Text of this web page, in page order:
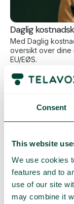
Consent
This website
We use cookies
features and to
use of our site
may combine it
Daglig
Med Daglig
oversikt over dine
EU/EØS.
Den daglige
forhåndsbestemt
data ved behov.
Slik fungerer det